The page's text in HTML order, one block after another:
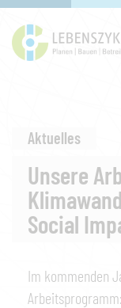
Aktuelles
Unsere
Social
Im kommenden